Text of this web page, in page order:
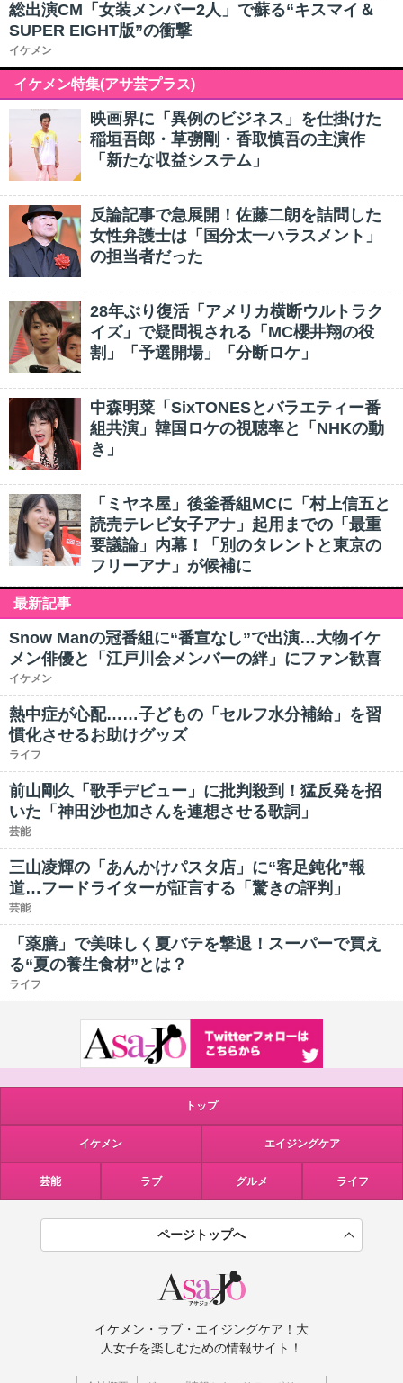
総出演CM「女装メンバー2人」で蘇る“キスマイ＆
SUPER EIGHT版”の衝撃
イケメン
イケメン特集(アサ芸プラス)
映画界に「異例のビジネス」を仕掛けた
稲垣吾郎・草彅剛・香取慎吾の主演作
「新たな収益システム」
反論記事で急展開！佐藤二朗を詰問した
女性弁護士は「国分太一ハラスメント」
の担当者だった
28年ぶり復活「アメリカ横断ウルトラク
イズ」で疑問視される「MC櫻井翔の役
割」「予選開場」「分断ロケ」
中森明菜「SixTONESとバラエティー番
組共演」韓国ロケの視聴率と「NHKの動
き」
「ミヤネ屋」後釜番組MCに「村上信五と
読売テレビ女子アナ」起用までの「最重
要議論」内幕！「別のタレントと東京の
フリーアナ」が候補に
最新記事
Snow Manの冠番組に“番宣なし”で出演…大物イケ
メン俳優と「江戸川会メンバーの絆」にファン歓喜
イケメン
熱中症が心配……子どもの「セルフ水分補給」を習
慣化させるお助けグッズ
ライフ
前山剛久「歌手デビュー」に批判殺到！猛反発を招
いた「神田沙也加さんを連想させる歌詞」
芸能
三山凌輝の「あんかけパスタ店」に“客足鈍化”報
道…フードライターが証言する「驚きの評判」
芸能
「薬膳」で美味しく夏バテを撃退！スーパーで買え
る“夏の養生食材”とは？
ライフ
トップ
イケメン エイジングケア
芸能 ラブ グルメ ライフ
ページトップへ
イケメン・ラブ・エイジングケア！大
人女子を楽しむための情報サイト！